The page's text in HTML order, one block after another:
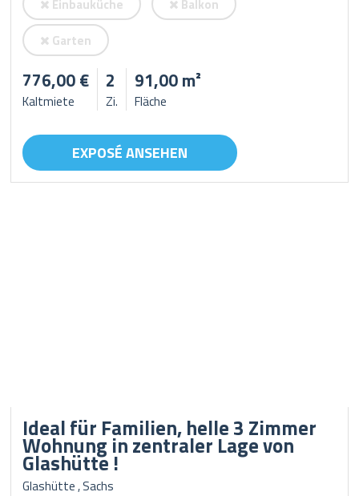
Einbauküche
Balkon
Garten
776,00 €
Kaltmiete
2
Zi.
91,00 m²
Fläche
EXPOSÉ ANSEHEN
Ideal für Familien, helle 3 Zimmer
Wohnung in zentraler Lage von
Glashütte !
Glashütte , Sachs